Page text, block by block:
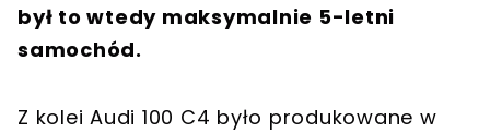
był to wtedy maksymalnie 5-letni
samochód.
Z kolei Audi 100 C4 było produkowane w